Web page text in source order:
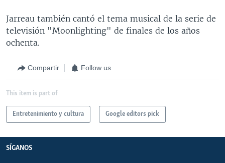
Jarreau también cantó el tema musical de la serie de
televisión "Moonlighting" de finales de los años
ochenta.
Compartir Follow us
This item is part of
Entretenimiento y cultura Google editors pick
SÍGANOS